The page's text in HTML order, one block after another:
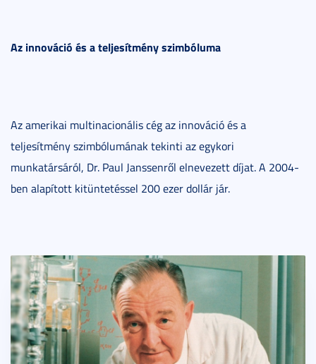
Az innováció és a teljesítmény szimbóluma
Az amerikai multinacionális cég az innováció és a
teljesítmény szimbólumának tekinti az egykori
munkatársáról, Dr. Paul Janssenről elnevezett díjat. A 2004-
ben alapított kitüntetéssel 200 ezer dollár jár.